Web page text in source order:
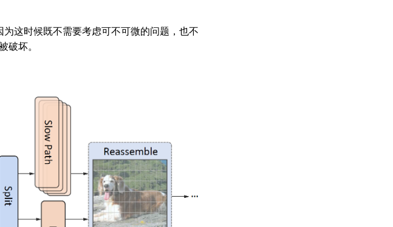
为这时候既不需要考虑可不可微的问题，也不
坏。